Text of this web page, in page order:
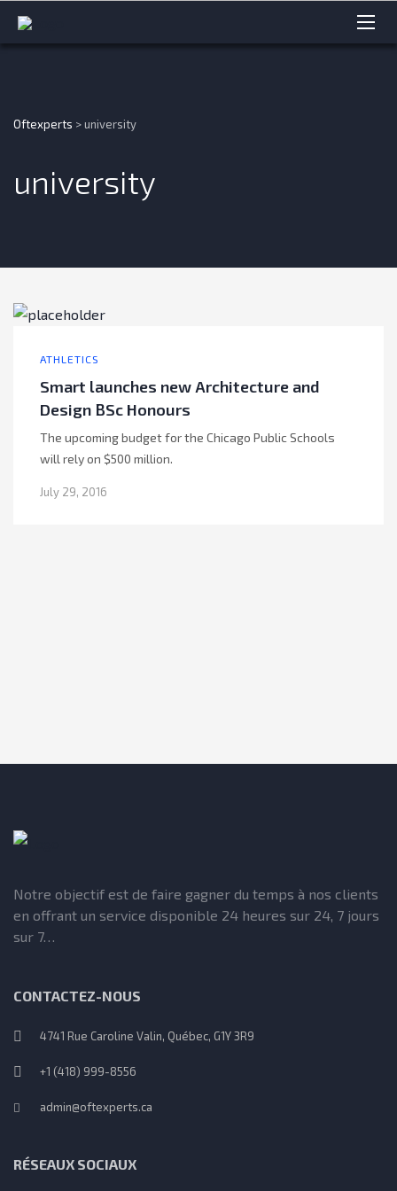
Oftexperts >university
university
ATHLETICS
Smart launches new Architecture and
Design BSc Honours
The upcoming budget for the Chicago Public Schools
will rely on $500 million.
July 29, 2016
Notre objectif est de faire gagner du temps à nos clients
en offrant un service disponible 24 heures sur 24, 7 jours
sur 7…
CONTACTEZ-NOUS
4741 Rue Caroline Valin, Québec, G1Y 3R9
+1 (418) 999-8556
admin@oftexperts.ca
RÉSEAUX SOCIAUX